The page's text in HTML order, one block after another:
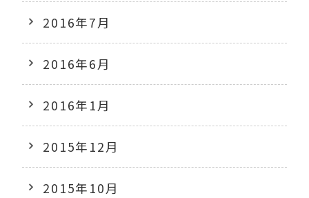
2016年7月
2016年6月
2016年1月
2015年12月
2015年10月